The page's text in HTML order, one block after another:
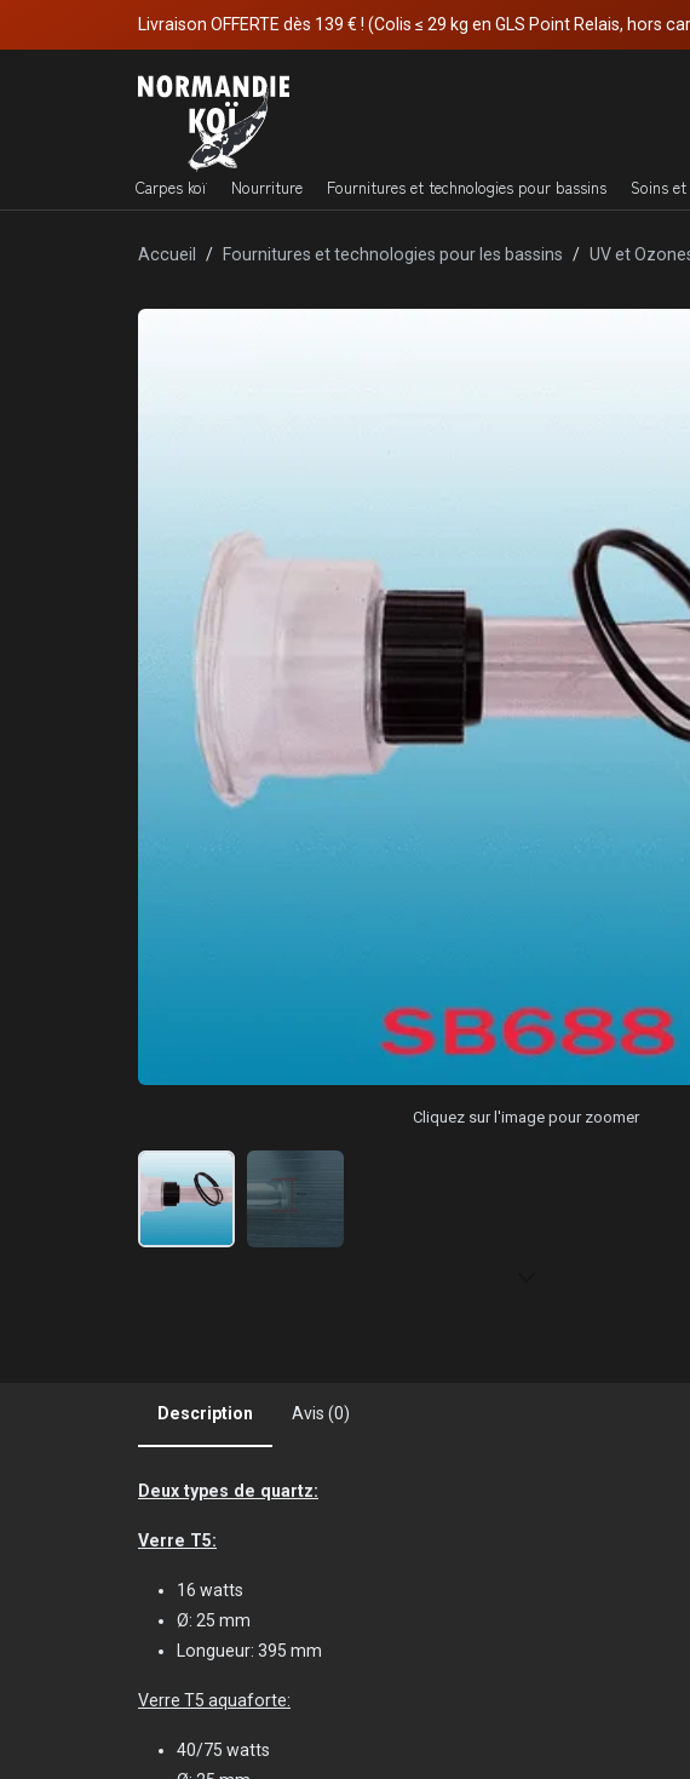
Livraison OFFERTE dès 139 € ! (Colis ≤ 29 kg en GLS Point Relais, hors
Carpes koï Nourriture Fournitures et technologies pour bassins Soins
Accueil Fournitures et technologies pour les bassins UV et
Cliquez sur l'image pour zoomer
Description Avis (0)
Deux types de quartz:
Verre T5:
16 watts
Ø: 25 mm
Longueur: 395 mm
Verre T5 aquaforte:
40/75 watts